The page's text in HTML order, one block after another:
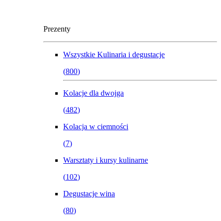
Prezenty
Wszystkie Kulinaria i degustacje
(800)
Kolacje dla dwojga
(482)
Kolacja w ciemności
(7)
Warsztaty i kursy kulinarne
(102)
Degustacje wina
(80)